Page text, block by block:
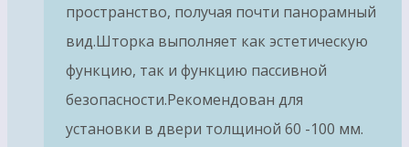
пространство, получая почти панорамный
вид.Шторка выполняет как эстетическую
функцию, так и функцию пассивной
безопасности.Рекомендован для
установки в двери толщиной 60 -100 мм.